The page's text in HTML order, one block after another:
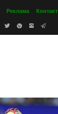
Реклама Контакт